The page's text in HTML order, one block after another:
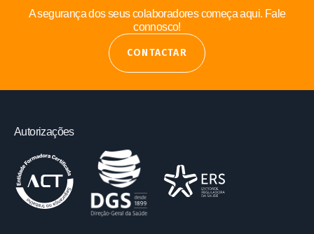
A segurança dos seus colaboradores começa aqui. Fale
connosco!
CONTACTAR
Autorizações